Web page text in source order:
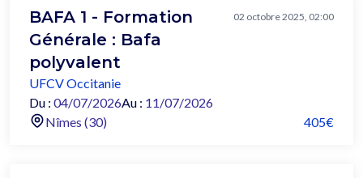
BAFA 1 - Formation
Générale : Bafa
polyvalent
02 octobre 2025, 02:00
UFCV Occitanie
Du : 04/07/2026Au : 11/07/2026
Nîmes (30)
405€